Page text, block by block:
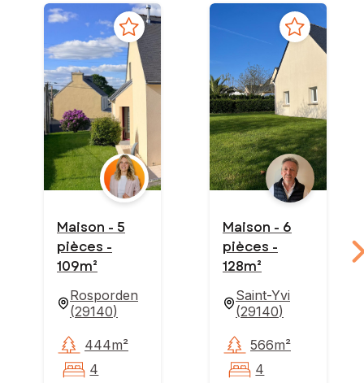
Maison - 5
pièces -
109m²
Rosporden
(29140)
444m²
4
Maison - 6
pièces -
128m²
Saint-Yvi
(29140)
566m²
4